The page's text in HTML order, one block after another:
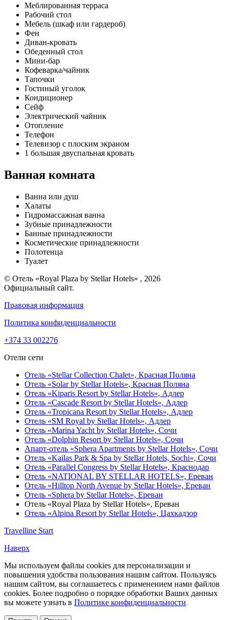
Меблированная терраса
Рабочий стол
Мебель (шкаф или гардероб)
Фен
Диван-кровать
Обеденный стол
Мини-бар
Кофеварка/чайник
Тапочки
Гостиный уголок
Кондиционер
Сейф
Электрический чайник
Отопление
Телефон
Телевизор с плоским экраном
1 большая двуспальная кровать
Ванная комната
Ванна или душ
Халаты
Гидромассажная ванна
Зубные принадлежности
Банные принадлежности
Косметические принадлежности
Полотенца
Туалет
© Отель «Royal Plaza by Stellar Hotels» , 2026
Официальный сайт.
Правовая информация
Политика конфиденциальности
+374 33 002276
Отели сети
Отель «Stellar Collection Chalet», Красная Поляна
Отель «Solar by Stellar Hotels», Красная Поляна
Отель «Kiparis Resort by Stellar Hotels», Адлер
Отель «Cascade Resort by Stellar Hotels», Адлер
Отель «Tropicana Resort by Stellar Hotels», Адлер
Отель «SM Royal by Stellar Hotels», Адлер
Отель «Marina Yacht by Stellar Hotels», Сочи
Отель «Dolphin Resort by Stellar Hotels», Сочи
Апарт-отель «Sphera Apartments by Stellar Hotels», Сочи
Отель «Kailas Park & Spa by Stellar Hotels, Sochi», Сочи
Отель «Parallel Congress by Stellar Hotels», Краснодар
Отель «NATIONAL BY STELLAR HOTELS», Ереван
Отель «Hilltop North Avenue by Stellar Hotels», Ереван
Отель «Sphera by Stellar Hotels», Ереван
Отель «Royal Plaza by Stellar Hotels», Ереван
Отель «Alpina Resort by Stellar Hotels», Цахкадзор
Travelline Start
Наверх
Мы используем файлы cookies для персонализации и
повышения удобства пользования нашим сайтом. Пользуясь
нашим сайтом, вы соглашаетесь с применением нами файлов
cookies. Более подробно о порядке обработки Ваших данных
вы можете узнать в Политике конфиденциальности